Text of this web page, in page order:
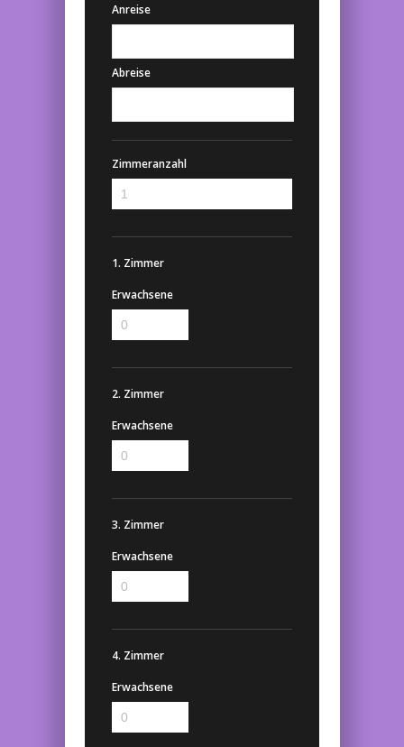
Anreise
Abreise
Zimmeranzahl
1. Zimmer
Erwachsene
2. Zimmer
Erwachsene
3. Zimmer
Erwachsene
4. Zimmer
Erwachsene